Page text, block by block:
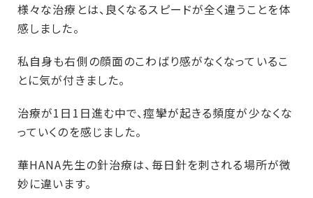
様々な治療とは、良くなるスピードが全く違うことを体
感しました。
私自身も右側の顔面のこわばり感がなくなっているこ
とに気が付きました。
治療が1日1日進む中で、痙攣が起きる頻度が少なくな
っていくのを感じました。
華HANA先生の針治療は、毎日針を刺される場所が微
妙に違います。